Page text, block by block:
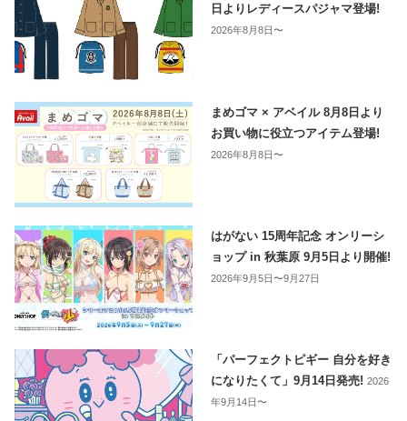
日よりレディースパジャマ登場!
2026年8月8日〜
まめゴマ × アベイル 8月8日より
お買い物に役立つアイテム登場!
2026年8月8日〜
はがない 15周年記念 オンリーシ
ョップ in 秋葉原 9月5日より開催!
2026年9月5日〜9月27日
「パーフェクトピギー 自分を好き
になりたくて」9月14日発売!2026
年9月14日〜